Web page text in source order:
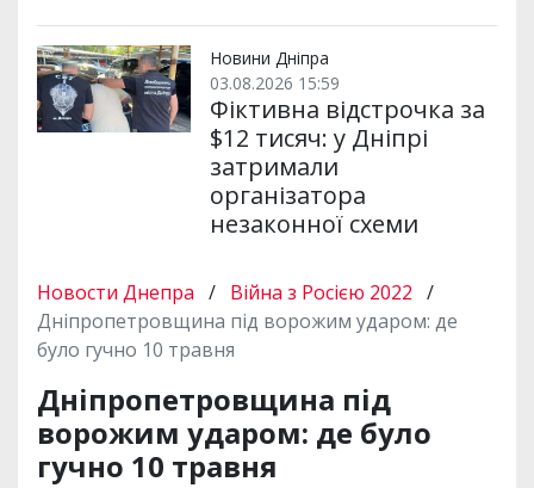
Новини Дніпра
03.08.2026 15:59
Фіктивна відстрочка за
$12 тисяч: у Дніпрі
затримали
організатора
незаконної схеми
Новости Днепра / Війна з Росією 2022 /
Дніпропетровщина під ворожим ударом: де
було гучно 10 травня
Дніпропетровщина під
ворожим ударом: де було
гучно 10 травня